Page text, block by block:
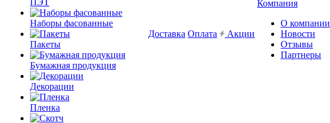
ПЭТ
Наборы фасованные
Пакеты
Бумажная продукция
Декорации
Пленка
Доставка Оплата Акции
Компания
О компании
Новости
Отзывы
Партнеры